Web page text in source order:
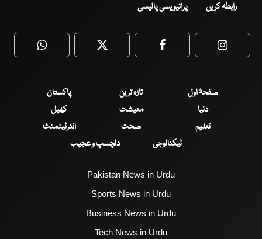
رابطہ کریں پرائیویسی پالیسی
WhatsApp Twitter Facebook
صفحۂ اول تازہ ترین
پاکستان
دنیا
معیشت
کھیل
تعلیم
صحت
انٹرٹینمنٹ
ٹیکنالوجی
دلچسپ و عجیب
Pakistan News in Urdu
Sports News in Urdu
Business News in Urdu
Tech News in Urdu